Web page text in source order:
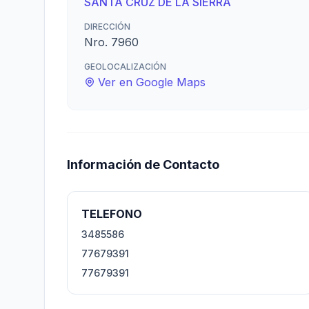
DIRECCIÓN
Nro. 7960
GEOLOCALIZACIÓN
Ver en Google Maps
Información de Contacto
TELEFONO
3485586
77679391
77679391